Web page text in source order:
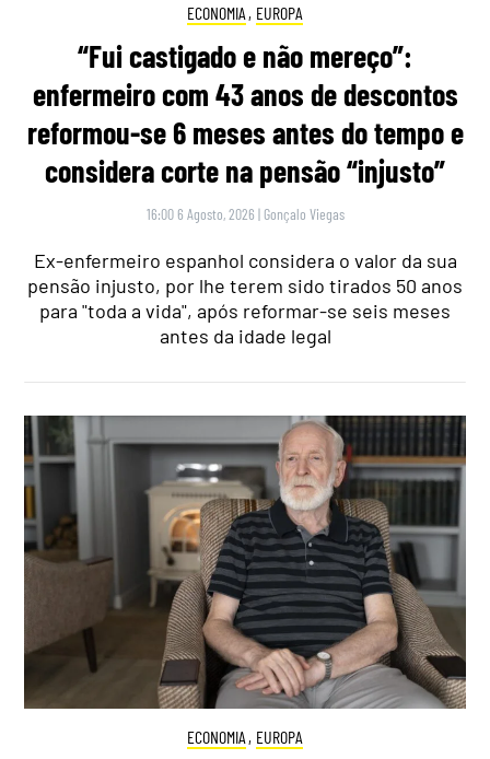
ECONOMIA , EUROPA
“Fui castigado e não mereço”:
enfermeiro com 43 anos de descontos
reformou-se 6 meses antes do tempo e
considera corte na pensão “injusto”
16:00 6 Agosto, 2026 | Gonçalo Viegas
Ex-enfermeiro espanhol considera o valor da sua
pensão injusto, por lhe terem sido tirados 50 anos
para "toda a vida", após reformar-se seis meses
antes da idade legal
ECONOMIA , EUROPA